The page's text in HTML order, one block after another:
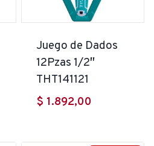
Juego de Dados
12Pzas 1/2″
THT141121
$ 1.892,00